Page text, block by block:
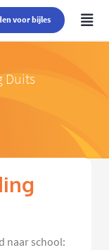
voor bijles
Duits
naar school: